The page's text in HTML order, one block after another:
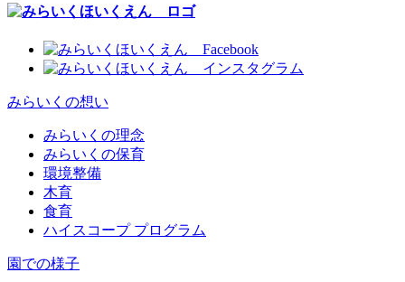
みらいくの想い
みらいくの理念
みらいくの保育
環境整備
木育
食育
ハイスコープ プログラム
園での様子